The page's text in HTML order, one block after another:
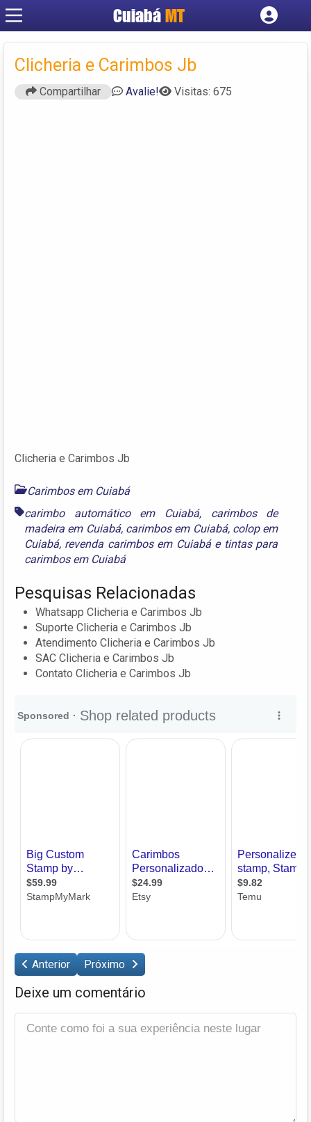
Cuiabá MT
Cadastrar empresa
Criar conta
Clicheria e Carimbos Jb
Compartilhar Avalie! Visitas: 675
Clicheria e Carimbos Jb
Carimbos em Cuiabá
carimbo automático em Cuiabá, carimbos de
madeira em Cuiabá, carimbos em Cuiabá, colop em
Cuiabá, revenda carimbos em Cuiabáe tintas para
carimbos em Cuiabá
Pesquisas Relacionadas
Whatsapp Clicheria e Carimbos Jb
Suporte Clicheria e Carimbos Jb
Atendimento Clicheria e Carimbos Jb
SAC Clicheria e Carimbos Jb
Contato Clicheria e Carimbos Jb
Anterior Próximo
Deixe um comentário